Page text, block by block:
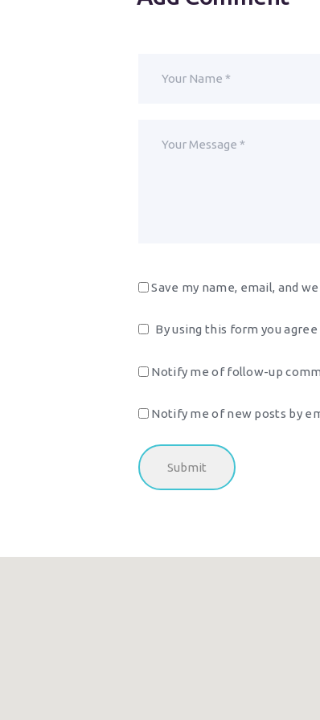
Save my name, email, and
By using this form you
Notify me of follow-up
Notify me of new posts by